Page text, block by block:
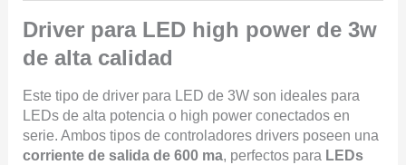
Driver para LED high power de 3w
de alta calidad
Este tipo de driver para LED de 3W son ideales para
LEDs de alta potencia o high power conectados en
serie. Ambos tipos de controladores drivers poseen una
corriente de salida de 600 ma, perfectos para LEDs